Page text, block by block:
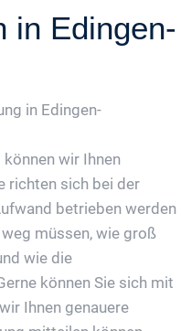
in Edingen-
in Edingen-
wir Ihnen
richten sich bei der
betrieben werden
müssen, wie groß
wie die
können Sie sich mit
Ihnen genauere